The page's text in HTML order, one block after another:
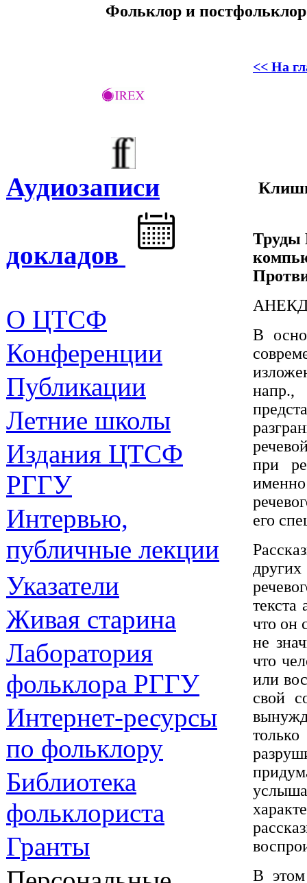
Фольклор и
Аудиозаписи
докладов
О ЦТСФ
Конференции
Публикации
Летние школы
Издания ЦТСФ
РГГУ
Интервью,
публичные лекции
Указатели
Живая cтарина
Лаборатория
фольклора РГГУ
Интернет-ресурсы
по фольклору
Библиотека
фольклориста
Гранты
<< На
Труды
В
при
его
текста
что он
не
что
или
свой
В этом